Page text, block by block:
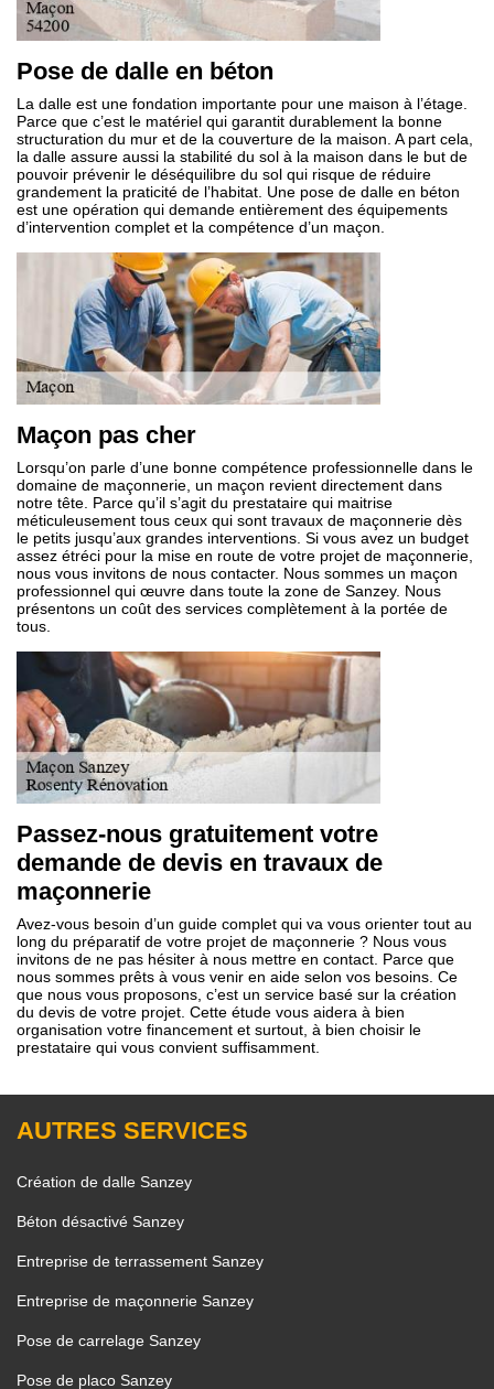
Pose de dalle en béton
La dalle est une fondation importante pour une maison à l’étage.
Parce que c’est le matériel qui garantit durablement la bonne
structuration du mur et de la couverture de la maison. A part cela,
la dalle assure aussi la stabilité du sol à la maison dans le but de
pouvoir prévenir le déséquilibre du sol qui risque de réduire
grandement la praticité de l’habitat. Une pose de dalle en béton
est une opération qui demande entièrement des équipements
d’intervention complet et la compétence d’un maçon.
Maçon pas cher
Lorsqu’on parle d’une bonne compétence professionnelle dans le
domaine de maçonnerie, un maçon revient directement dans
notre tête. Parce qu’il s’agit du prestataire qui maitrise
méticuleusement tous ceux qui sont travaux de maçonnerie dès
le petits jusqu’aux grandes interventions. Si vous avez un budget
assez étréci pour la mise en route de votre projet de maçonnerie,
nous vous invitons de nous contacter. Nous sommes un maçon
professionnel qui œuvre dans toute la zone de Sanzey. Nous
présentons un coût des services complètement à la portée de
tous.
Passez-nous gratuitement votre
demande de devis en travaux de
maçonnerie
Avez-vous besoin d’un guide complet qui va vous orienter tout au
long du préparatif de votre projet de maçonnerie ? Nous vous
invitons de ne pas hésiter à nous mettre en contact. Parce que
nous sommes prêts à vous venir en aide selon vos besoins. Ce
que nous vous proposons, c’est un service basé sur la création
du devis de votre projet. Cette étude vous aidera à bien
organisation votre financement et surtout, à bien choisir le
prestataire qui vous convient suffisamment.
AUTRES SERVICES
Création de dalle Sanzey
Béton désactivé Sanzey
Entreprise de terrassement Sanzey
Entreprise de maçonnerie Sanzey
Pose de carrelage Sanzey
Pose de placo Sanzey